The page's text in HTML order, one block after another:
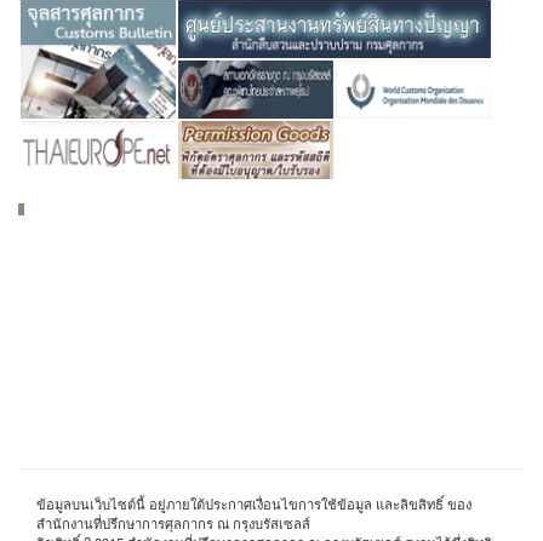
ข้อมูลบนเว็บไซต์นี้ อยู่ภายใต้ประกาศเงื่อนไขการใช้ข้อมูล และลิขสิทธิ์ ของ
สำนักงานที่ปรึกษาการศุลกากร ณ กรุงบรัสเซลส์